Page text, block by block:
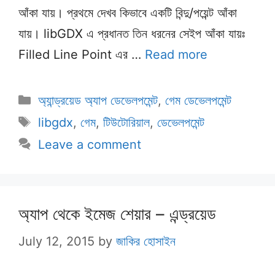
আঁকা যায়। প্রথমে দেখব কিভাবে একটি বিন্দু/পয়েন্ট আঁকা
যায়। libGDX এ প্রধানত তিন ধরনের সেইপ আঁকা যায়ঃ
Filled Line Point এর … Read more
Categories
অ্যান্ড্রয়েড অ্যাপ ডেভেলপমেন্ট, গেম ডেভেলপমেন্ট
Tags
libgdx, গেম, টিউটোরিয়াল, ডেভেলপমেন্ট
Leave a comment
অ্যাপ থেকে ইমেজ শেয়ার – এন্ড্রয়েড
July 12, 2015 by জাকির হোসাইন